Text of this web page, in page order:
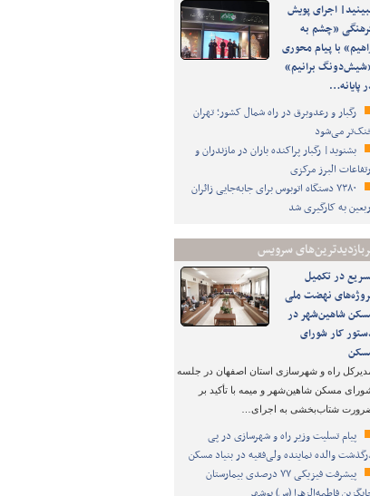
اجرای پویش
«چشم به
با پیام محوری
برانیم»
پایانه…
رگبار و رعدوبرق در راه شمال کشور؛ تهران
می‌شود
بشنوید| رگبار پراکنده باران در مازندران و
البرز مرکزی
۷۳۸۰ دستگاه اتوبوس برای جابه‌جایی زائران
به‌ کارگیری شد
سرویس
در تکمیل
نهضت ملی
شاهین‌شهر در
کار شورای
راه و شهرسازی استان اصفهان در جلسه
مسکن شاهین‌شهر و میمه با تأکید بر
شتاب‌بخشی به اجرای…
پیام تسلیت وزیر راه و شهرسازی در پی
والده نماینده ولی‌فقیه در بنیاد مسکن
پیشرفت فیزیکی ۷۷ درصدی بیمارستان